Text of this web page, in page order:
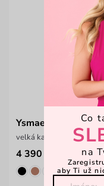
Ysmael Wine Red
velká kabelka z italské
4 390 Kč
Co
na
aby Ti už